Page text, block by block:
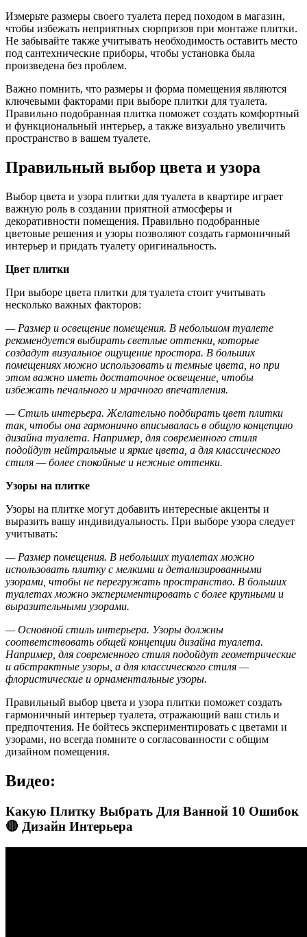
Измерьте размеры своего туалета перед походом в магазин,
чтобы избежать неприятных сюрпризов при монтаже плитки.
Не забывайте также учитывать необходимость оставить место
под сантехнические приборы, чтобы установка была
произведена без проблем.
Важно помнить, что размеры и форма помещения являются
ключевыми факторами при выборе плитки для туалета.
Правильно подобранная плитка поможет создать комфортный
и функциональный интерьер, а также визуально увеличить
пространство в вашем туалете.
Правильный выбор цвета и узора
Выбор цвета и узора плитки для туалета в квартире играет
важную роль в создании приятной атмосферы и
декоративности помещения. Правильно подобранные
цветовые решения и узоры позволяют создать гармоничный
интерьер и придать туалету оригинальность.
Цвет плитки
При выборе цвета плитки для туалета стоит учитывать
несколько важных факторов:
— Размер и освещение помещения. В небольшом туалете
рекомендуется выбирать светлые оттенки, которые
создадут визуальное ощущение простора. В больших
помещениях можно использовать и темные цвета, но при
этом важно иметь достаточное освещение, чтобы
избежать печального и мрачного впечатления.
— Стиль интерьера. Желательно подбирать цвет плитки
так, чтобы она гармонично вписывалась в общую концепцию
дизайна туалета. Например, для современного стиля
подойдут нейтральные и яркие цвета, а для классического
стиля — более спокойные и нежные оттенки.
Узоры на плитке
Узоры на плитке могут добавить интересные акценты и
выразить вашу индивидуальность. При выборе узора следует
учитывать:
— Размер помещения. В небольших туалетах можно
использовать плитку с мелкими и детализированными
узорами, чтобы не перегружать пространство. В больших
туалетах можно экспериментировать с более крупными и
выразительными узорами.
— Основной стиль интерьера. Узоры должны
соответствовать общей концепции дизайна туалета.
Например, для современного стиля подойдут геометрические
и абстрактные узоры, а для классического стиля —
флористические и орнаментальные узоры.
Правильный выбор цвета и узора плитки поможет создать
гармоничный интерьер туалета, отражающий ваш стиль и
предпочтения. Не бойтесь экспериментировать с цветами и
узорами, но всегда помните о согласованности с общим
дизайном помещения.
Видео:
Какую Плитку Выбрать Для Ванной 10 Ошибок
🔴 Дизайн Интерьера